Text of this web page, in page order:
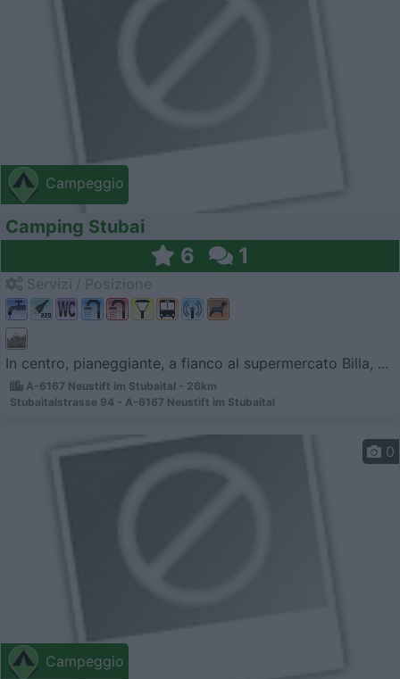
Campeggio
Camping Stubai
6 1
In centro, pianeggiante, a fianco al supermercato Billa, ...
A-6167 Neustift im Stubaital - 26km
Stubaitalstrasse 94 - A-6167 Neustift im Stubaital
Campeggio
0